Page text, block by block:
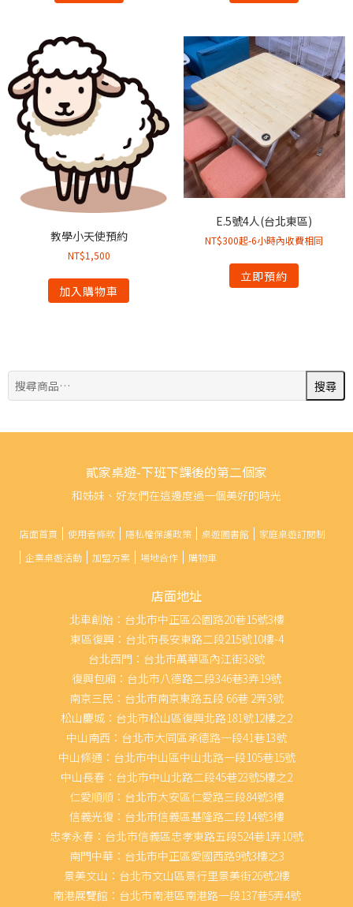
教學小天使預約
NT$1,500
加入購物車
E.5號4人(台北東區)
NT$300起-6小時內收費相同
立即預約
搜
尋:
搜尋
貳家桌遊-下班下課後的第二個家
和姊妹、好友們在這邊度過一個美好的時光
店面首頁 使用者條款 隱私權保護政策 桌遊圖書館
家庭桌遊訂閱制
企業桌遊活動
加盟方案 場地合作 購物車
店面地址
北車創始：台北市中正區公園路20巷15號3樓
東區復興：台北市長安東路二段215號10樓-4
台北西門：台北市萬華區內江街38號
復興包廂：台北市八德路二段346巷3弄19號
南京三民：台北市南京東路五段 66巷 2弄3號
松山慶城：台北市松山區復興北路181號12樓之2
中山南西：台北市大同區承德路一段41巷13號
中山條通：台北市中山區中山北路一段105巷15號
中山長春：台北市中山北路二段45巷23號5樓之2
仁愛順順：台北市大安區仁愛路三段84號3樓
信義光復：台北市信義區基隆路二段14號3樓
忠孝永春：台北市信義區忠孝東路五段524巷1弄10號
南門中華：台北市中正區愛國西路9號3樓之3
景美文山：台北市文山區景行里景美街26號2樓
南港展覽館：台北市南港區南港路一段137巷5弄4號